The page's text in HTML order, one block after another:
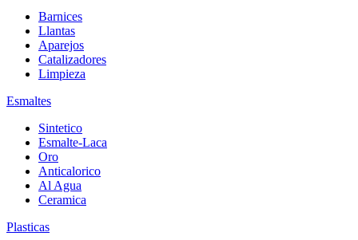
Barnices
Llantas
Aparejos
Catalizadores
Limpieza
Esmaltes
Sintetico
Esmalte-Laca
Oro
Anticalorico
Al Agua
Ceramica
Plasticas